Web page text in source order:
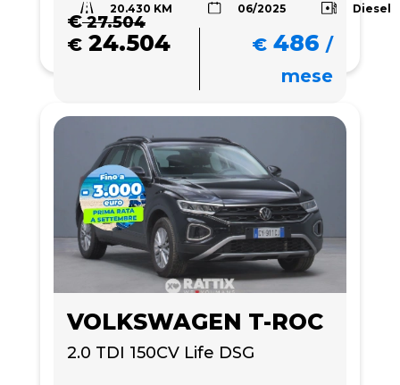
20.430 KM 06/2025 Diesel
€27.504
€ 24.504 € 486 /
mese
VOLKSWAGEN T-ROC
2.0 TDI 150CV Life DSG